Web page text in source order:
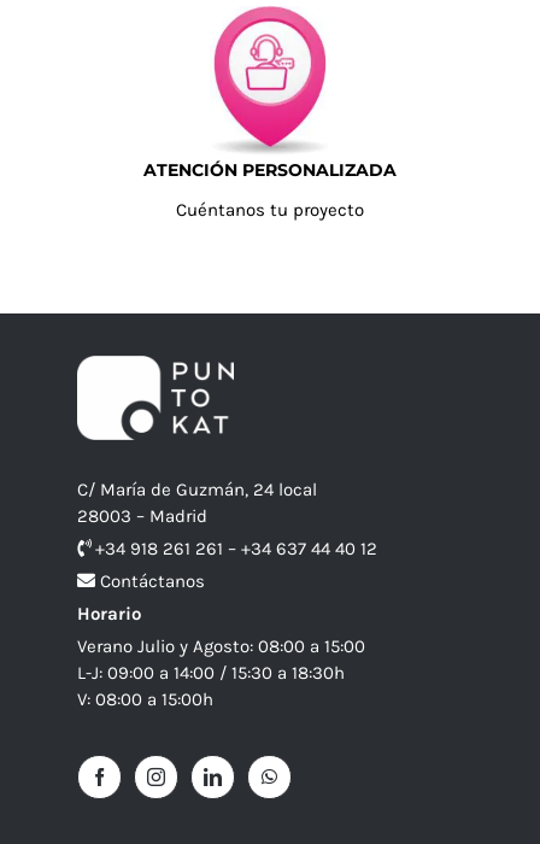
ATENCIÓN PERSONALIZADA
Cuéntanos tu proyecto
C/ María de Guzmán, 24 local
28003 – Madrid
+34 918 261 261 – +34 637 44 40 12
Contáctanos
Horario
Verano Julio y Agosto: 08:00 a 15:00
L-J: 09:00 a 14:00 / 15:30 a 18:30h
V: 08:00 a 15:00h